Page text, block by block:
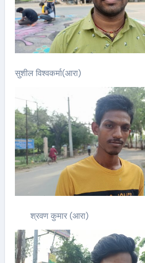
सुशील विश्वकर्मा(आरा)
श्रवण कुमार (आरा)